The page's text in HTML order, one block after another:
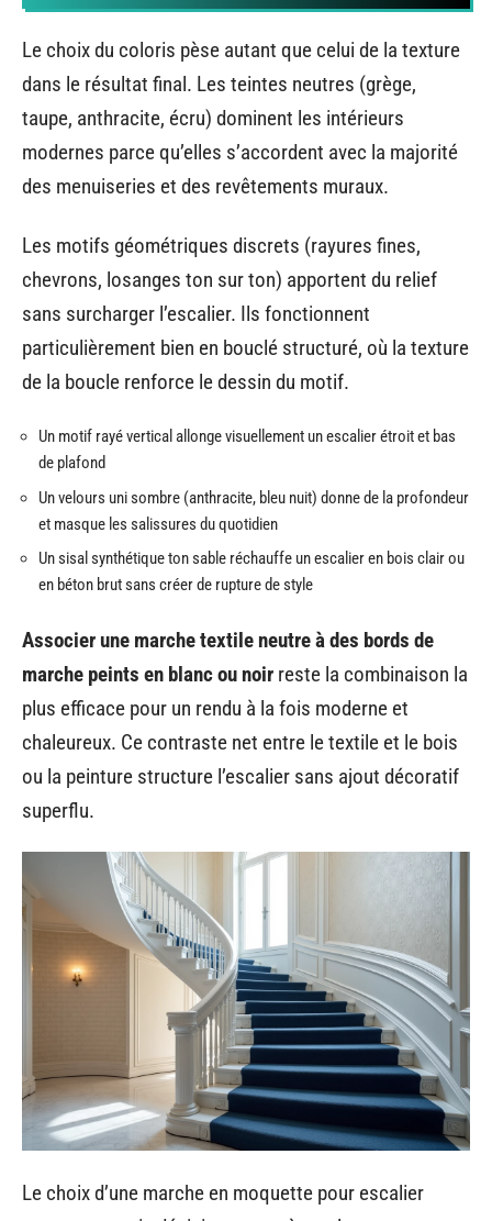
Le choix du coloris pèse autant que celui de la texture
dans le résultat final. Les teintes neutres (grège,
taupe, anthracite, écru) dominent les intérieurs
modernes parce qu’elles s’accordent avec la majorité
des menuiseries et des revêtements muraux.
Les motifs géométriques discrets (rayures fines,
chevrons, losanges ton sur ton) apportent du relief
sans surcharger l’escalier. Ils fonctionnent
particulièrement bien en bouclé structuré, où la texture
de la boucle renforce le dessin du motif.
Un motif rayé vertical allonge visuellement un escalier étroit et bas
de plafond
Un velours uni sombre (anthracite, bleu nuit) donne de la profondeur
et masque les salissures du quotidien
Un sisal synthétique ton sable réchauffe un escalier en bois clair ou
en béton brut sans créer de rupture de style
Associer une marche textile neutre à des bords de
marche peints en blanc ou noir reste la combinaison la
plus efficace pour un rendu à la fois moderne et
chaleureux. Ce contraste net entre le textile et le bois
ou la peinture structure l’escalier sans ajout décoratif
superflu.
Le choix d’une marche en moquette pour escalier